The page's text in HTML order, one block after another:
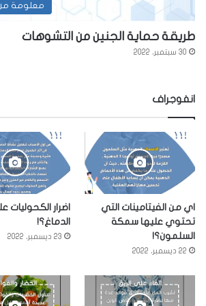
معلومة
طريقة حماية الجنين من التشوهات
30 سبتمبر، 2022
انفوجراف
اي من الفيتامينات التي
تحتوي عليها سمكة
السلمون؟!
22 ديسمبر، 2022
اضرار الكحوليات
الدماغ؟!
23 ديسمبر، 2022